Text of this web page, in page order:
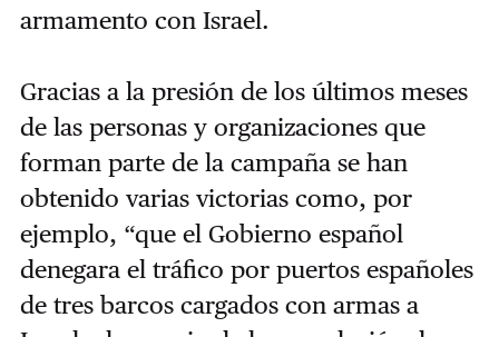
armamento con Israel.
Gracias a la presión de los últimos meses
de las personas y organizaciones que
forman parte de la campaña se han
obtenido varias victorias como, por
ejemplo, “que el Gobierno español
denegara el tráfico por puertos españoles
de tres barcos cargados con armas a